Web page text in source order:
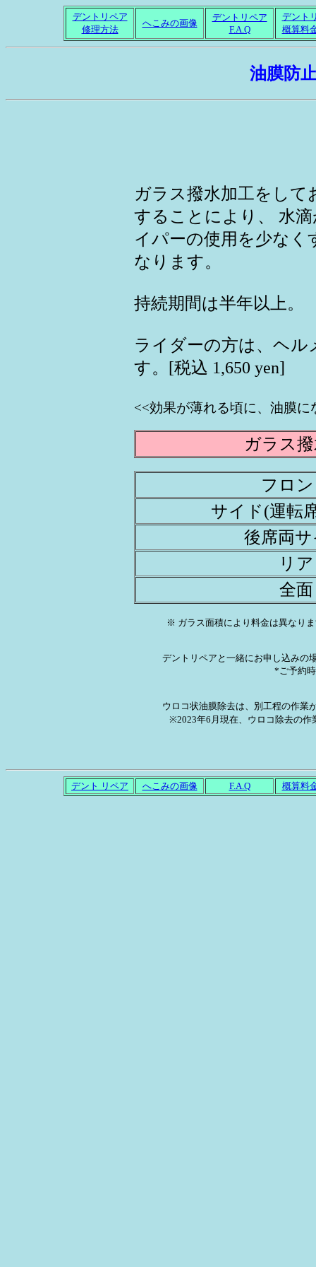
デントリペア
修理方法
へこみの画像
デントリペア
F.A.Q
デント
概算料
油膜防
ガラス撥水加工をし
することにより、 水
イパーの使用を少なく
なります。
持続期間は半年以上。
ライダーの方は、ヘ
す。[税込 1,650 yen]
<<効果が薄れる頃に、油膜
ガラス
フロ
サイド(運転
後席両
リア
全面
※ ガラス面積により料金は異なり
デントリペアと一緒にお申し込みの
*ご予約
ウロコ状油膜除去は、別工程の作業
※2023年6月現在、ウロコ除去の作
デント リペア へこみの画像 F.A.Q 概算料